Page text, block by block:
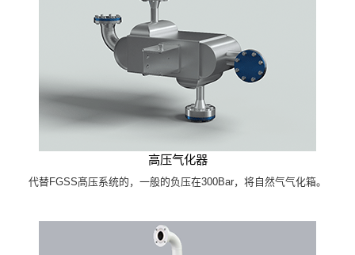
高压气化器
代替FGSS髙压系统的，一般的负压在300Bar，将自然气气化箱。